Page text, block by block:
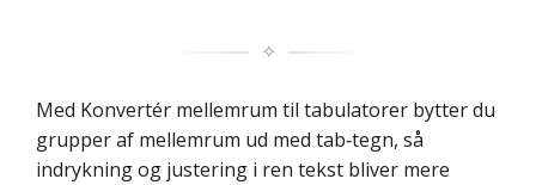
✧
Med Konvertér mellemrum til tabulatorer bytter du
grupper af mellemrum ud med tab‑tegn, så
indrykning og justering i ren tekst bliver mere